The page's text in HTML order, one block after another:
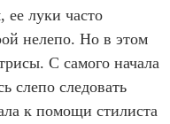
ее луки часто
нелепо. Но в этом
С самого начала
слепо следовать
к помощи стилиста